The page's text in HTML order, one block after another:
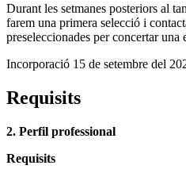
Durant les setmanes posteriors al
farem una primera selecció i
preseleccionades per concertar una
Incorporació 15 de setembre del
Requisits
2. Perfil professional
Requisits